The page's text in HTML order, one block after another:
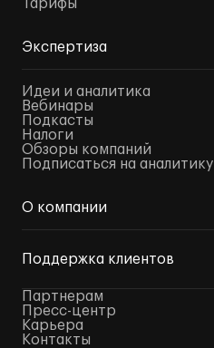
Тарифы
Экспертиза
Идеи и аналитика
Вебинары
Подкасты
Налоги
Обзоры компаний
Подписаться на аналитику
О компании
Поддержка клиентов
Партнерам
Пресс-центр
Карьера
Контакты